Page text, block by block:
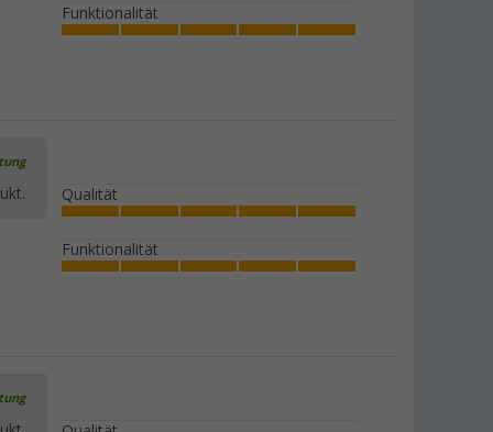
Funktionalität
Qualität
Funktionalität